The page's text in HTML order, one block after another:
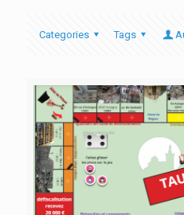
Categories Tags